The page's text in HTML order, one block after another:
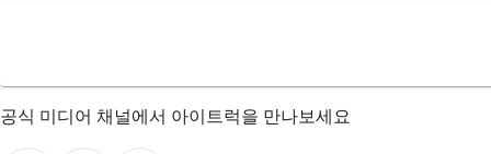
공식 미디어 채널에서 아이트럭을 만나보세요